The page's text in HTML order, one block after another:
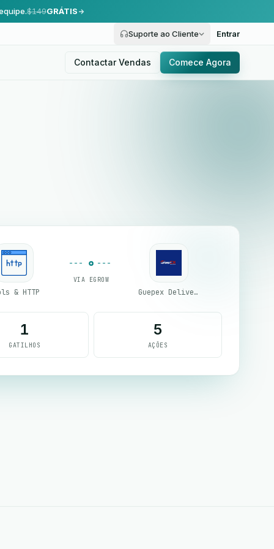
$149GRÁTIS
Suporte ao Cliente Entrar
Contactar Vendas Comece Agora
& HTTP
VIA EGROW
Guepex Delivery
1
GATILHOS
5
AÇÕES